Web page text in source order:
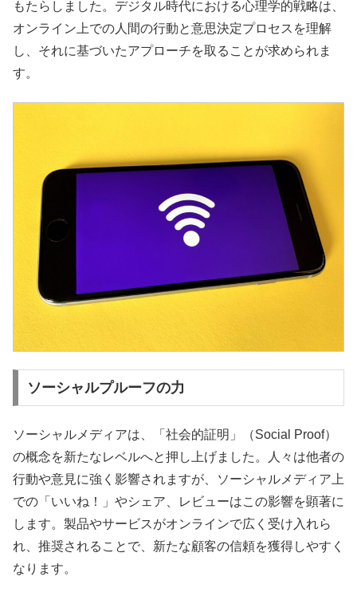
もたらしました。デジタル時代における心理学的戦略は、
オンライン上での人間の行動と意思決定プロセスを理解
し、それに基づいたアプローチを取ることが求められま
す。
ソーシャルプルーフの力
ソーシャルメディアは、「社会的証明」（Social Proof）
の概念を新たなレベルへと押し上げました。人々は他者の
行動や意見に強く影響されますが、ソーシャルメディア上
での「いいね！」やシェア、レビューはこの影響を顕著に
します。製品やサービスがオンラインで広く受け入れら
れ、推奨されることで、新たな顧客の信頼を獲得しやすく
なります。